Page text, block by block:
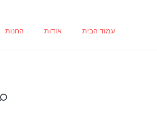
עמוד הבית אודות החנות